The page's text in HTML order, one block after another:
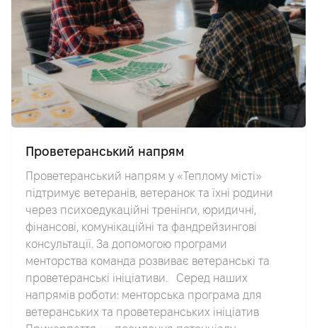
Проветеранський напрям
Проветеранський напрям у «Теплому місті»
підтримує ветеранів, ветеранок та їхні родини
через психоедукаційні тренінги, юридичні,
фінансові, комунікаційні та фандрейзингові
консультації. За допомогою програми
менторства команда розвиває ветеранські та
проветеранські ініціативи. Серед наших
напрямів роботи: менторська програма для
ветеранських та проветеранських ініціатив